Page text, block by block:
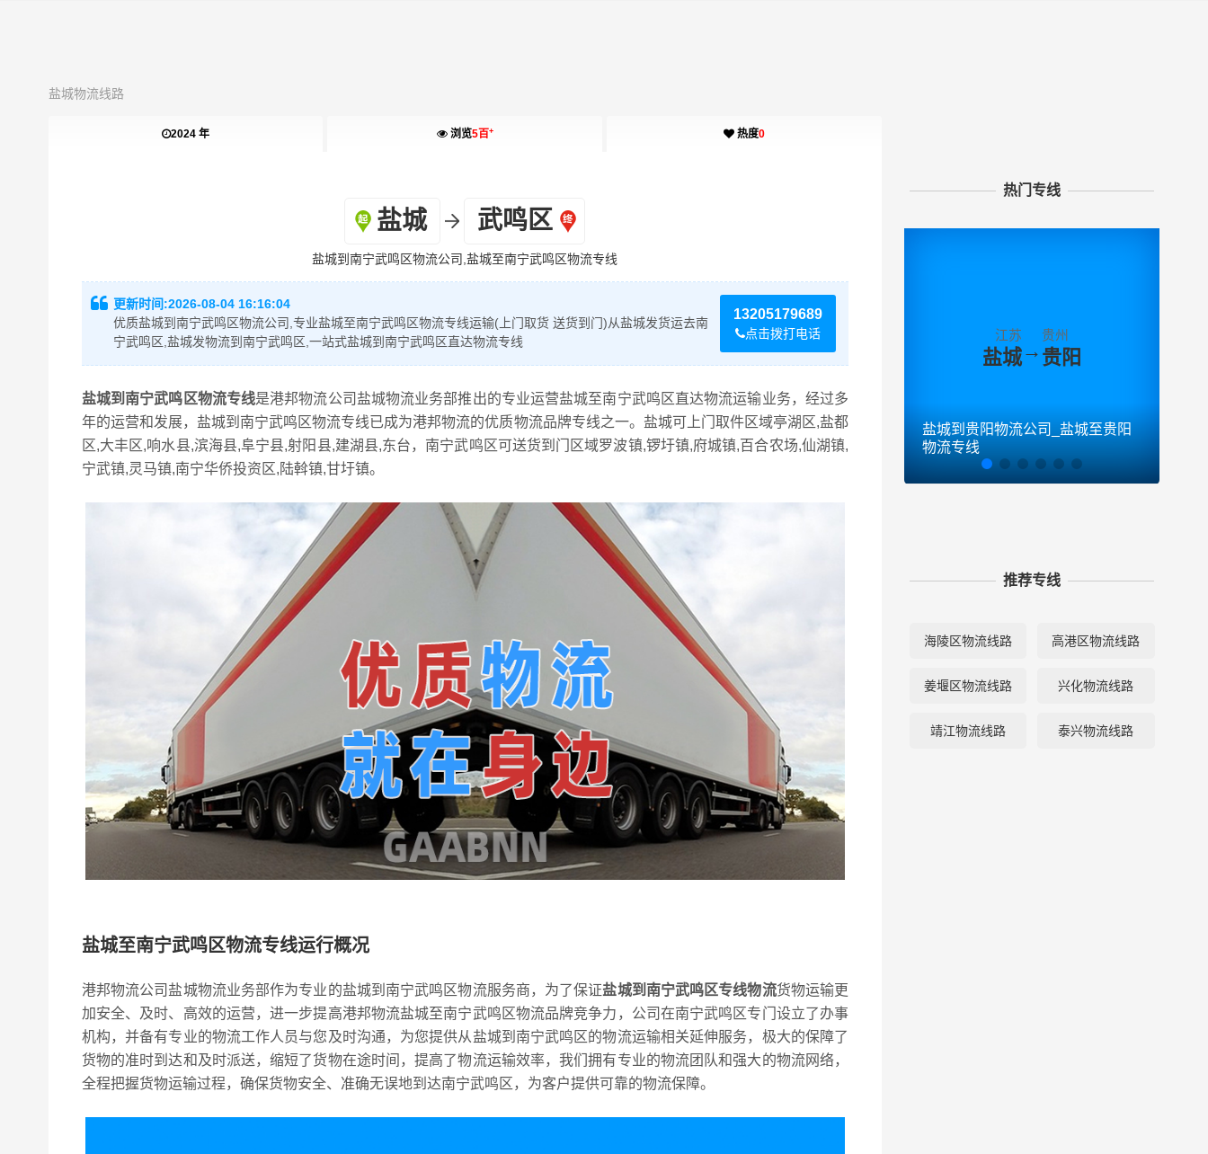
盐城物流线路
2024 年 浏览5百+ 热度0
盐城 武鸣区
盐城到南宁武鸣区物流公司,盐城至南宁武鸣区物流专线
13205179689
点击拨打电话
更新时间:2026-08-04 16:16:04
优质盐城到南宁武鸣区物流公司,专业盐城至南宁武鸣区物流专线运输(上门取货 送货到门)从盐城发货运去南
宁武鸣区,盐城发物流到南宁武鸣区,一站式盐城到南宁武鸣区直达物流专线
盐城到南宁武鸣区物流专线是港邦物流公司盐城物流业务部推出的专业运营盐城至南宁武鸣区直达物流运输业务，经过多
年的运营和发展，盐城到南宁武鸣区物流专线已成为港邦物流的优质物流品牌专线之一。盐城可上门取件区域亭湖区,盐都
区,大丰区,响水县,滨海县,阜宁县,射阳县,建湖县,东台，南宁武鸣区可送货到门区域罗波镇,锣圩镇,府城镇,百合农场,仙湖镇,
宁武镇,灵马镇,南宁华侨投资区,陆斡镇,甘圩镇。
盐城至南宁武鸣区物流专线运行概况
港邦物流公司盐城物流业务部作为专业的盐城到南宁武鸣区物流服务商，为了保证盐城到南宁武鸣区专线物流货物运输更
加安全、及时、高效的运营，进一步提高港邦物流盐城至南宁武鸣区物流品牌竞争力，公司在南宁武鸣区专门设立了办事
机构，并备有专业的物流工作人员与您及时沟通，为您提供从盐城到南宁武鸣区的物流运输相关延伸服务，极大的保障了
货物的准时到达和及时派送，缩短了货物在途时间，提高了物流运输效率，我们拥有专业的物流团队和强大的物流网络，
全程把握货物运输过程，确保货物安全、准确无误地到达南宁武鸣区，为客户提供可靠的物流保障。
热门专线
江苏
盐城→
贵州
贵阳
盐城到贵阳物流公司_盐城至贵阳
物流专线
推荐专线
海陵区物流线路 高港区物流线路
姜堰区物流线路 兴化物流线路
靖江物流线路 泰兴物流线路